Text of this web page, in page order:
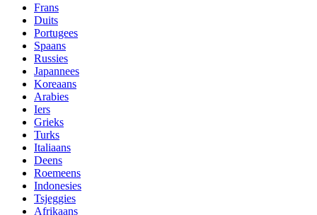
Frans
Duits
Portugees
Spaans
Russies
Japannees
Koreaans
Arabies
Iers
Grieks
Turks
Italiaans
Deens
Roemeens
Indonesies
Tsjeggies
Afrikaans